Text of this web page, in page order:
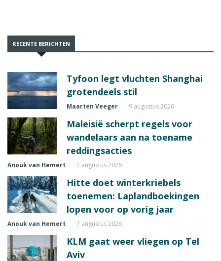
RECENTE BERICHTEN
Tyfoon legt vluchten Shanghai
grotendeels stil
Maarten Veeger 9 augustus 2026
Maleisië scherpt regels voor
wandelaars aan na toename
reddingsacties
Anouk van Hemert 7 augustus 2026
Hitte doet winterkriebels
toenemen: Laplandboekingen
lopen voor op vorig jaar
Anouk van Hemert 7 augustus 2026
KLM gaat weer vliegen op Tel
Aviv